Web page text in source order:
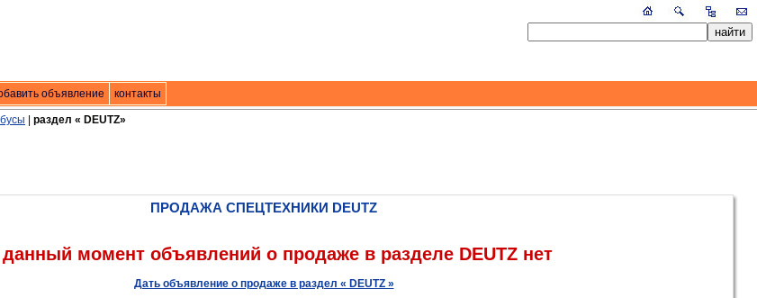
объявление контакты
|контакты
раздел « DEUTZ»
ПРОДАЖА СПЕЦТЕХНИКИ DEUTZ
момент объявлений о продаже в разделе DEUTZ нет
Дать объявление о продаже в раздел « DEUTZ »